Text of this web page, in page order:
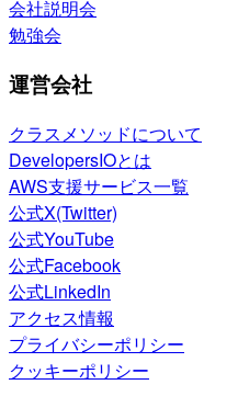
会社説明会
勉強会
運営会社
クラスメソッドについて
DevelopersIOとは
AWS支援サービス一覧
公式X(Twitter)
公式YouTube
公式Facebook
公式LinkedIn
アクセス情報
プライバシーポリシー
クッキーポリシー